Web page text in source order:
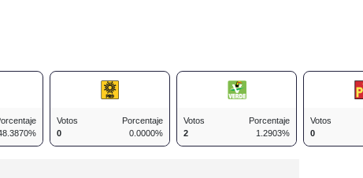
Votos
0
Porcentaje
0.0000%
Votos
2
Porcentaje
1.2903%
Votos
0